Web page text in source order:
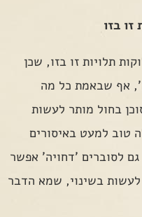
בזו
תלויות זו בזו, שכן
אף שבאמת כל מה
בחול מותר לעשות
טוב למעט באיסורים
לסוברים 'דחויה' אפשר
לעשות בשינוי, שמא הדבר